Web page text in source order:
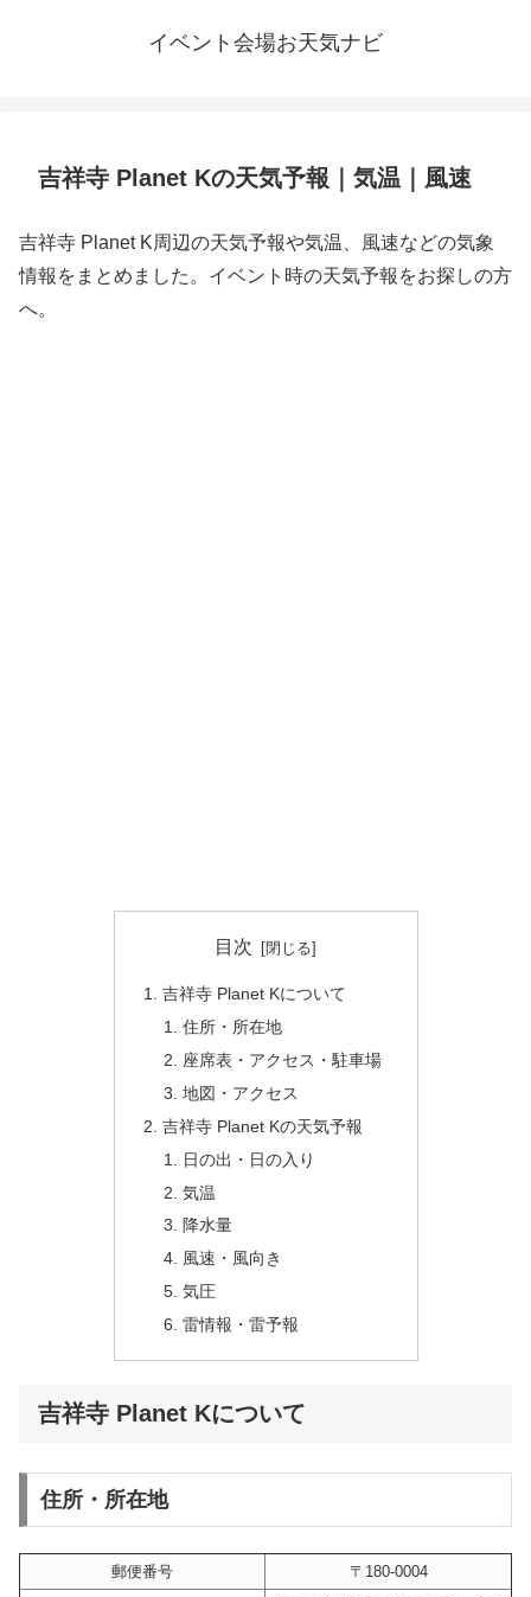
イベント会場お天気ナビ
吉祥寺 Planet Kの天気予報｜気温｜風速
吉祥寺 Planet K周辺の天気予報や気温、風速などの気象
情報をまとめました。イベント時の天気予報をお探しの方
へ。
目次
吉祥寺 Planet Kについて
住所・所在地
座席表・アクセス・駐車場
地図・アクセス
吉祥寺 Planet Kの天気予報
日の出・日の入り
気温
降水量
風速・風向き
気圧
雷情報・雷予報
吉祥寺 Planet Kについて
住所・所在地
郵便番号 〒180-0004